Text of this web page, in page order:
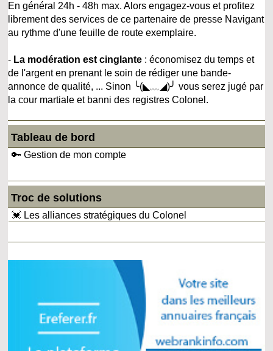
En général 24h - 48h max. Alors engagez-vous et profitez
librement des services de ce partenaire de presse Navigant
au rythme d'une feuille de route exemplaire.
- La modération est cinglante : économisez du temps et
de l'argent en prenant le soin de rédiger une bande-
annonce de qualité, ... Sinon ╰(◣﹏◢)╯ vous serez jugé par
la cour martiale et banni des registres Colonel.
Tableau de bord
🔑 Gestion de mon compte
Troc de solutions
💓 Les alliances stratégiques du Colonel